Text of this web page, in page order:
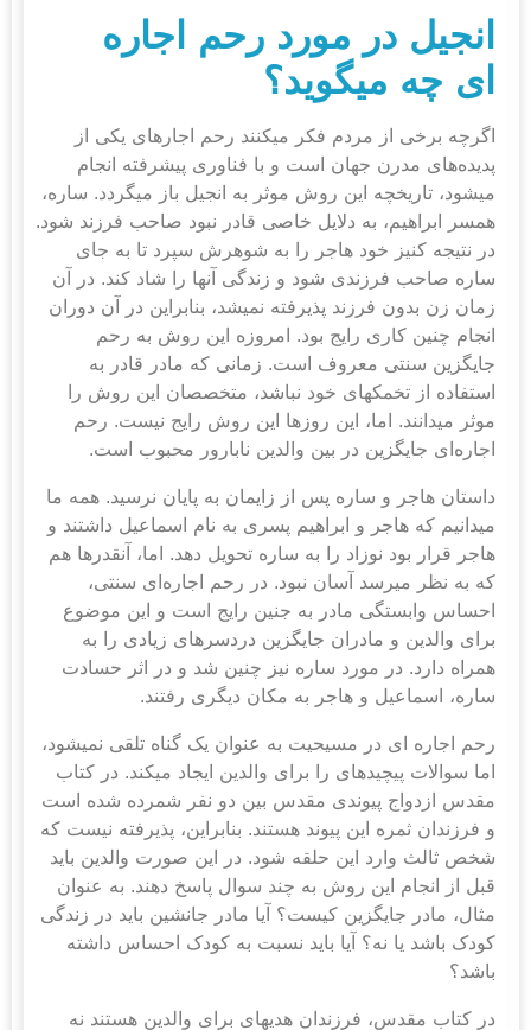
انجیل در مورد رحم اجاره
ای چه میگوید؟
اگرچه برخی از مردم فکر می‎کنند رحم اجاره‎ای یکی از
پدیده‌های مدرن جهان است و با فناوری پیشرفته انجام
می‎شود، تاریخچه این روش موثر به انجیل باز می‎گردد. ساره،
همسر ابراهیم، ​​به دلایل خاصی قادر نبود صاحب فرزند شود.
در نتیجه کنیز خود هاجر را به شوهرش سپرد تا به جای
ساره صاحب فرزندی شود و زندگی آنها را شاد کند. در آن
زمان زن بدون فرزند پذیرفته نمی‎شد، بنابراین در آن دوران
انجام چنین کاری رایج بود. امروزه این روش به رحم
جایگزین سنتی معروف است. زمانی که مادر قادر به
استفاده از تخمک‎های خود نباشد، متخصصان این روش را
موثر می‎دانند. اما، این روزها این روش رایج نیست. رحم
اجاره‌ای جایگزین در بین والدین نابارور محبوب است.
داستان هاجر و ساره پس از زایمان به پایان نرسید. همه ما
می‎دانیم که هاجر و ابراهیم پسری به نام اسماعیل داشتند و
هاجر قرار بود نوزاد را به ساره تحویل دهد. اما، آنقدرها هم
که به نظر می‎رسد آسان نبود. در رحم اجاره‌ای سنتی،
احساس وابستگی مادر به جنین رایج است و این موضوع
برای والدین و مادران جایگزین دردسرهای زیادی را به
همراه دارد. در مورد ساره نیز چنین شد و در اثر حسادت
ساره، اسماعیل و هاجر به مکان دیگری رفتند.
رحم اجاره ای در مسیحیت به عنوان یک گناه تلقی نمی‎شود،
اما سوالات پیچیده‎ای را برای والدین ایجاد می‎کند. در کتاب
مقدس ازدواج پیوندی مقدس بین دو نفر شمرده شده است
و فرزندان ثمره این پیوند هستند. بنابراین، پذیرفته نیست که
شخص ثالث وارد این حلقه شود. در این صورت والدین باید
قبل از انجام این روش به چند سوال پاسخ دهند. به عنوان
مثال، مادر جایگزین کیست؟ آیا مادر جانشین باید در زندگی
کودک باشد یا نه؟ آیا باید نسبت به کودک احساس داشته
باشد؟
در کتاب مقدس، فرزندان هدیه‎ای برای والدین هستند نه